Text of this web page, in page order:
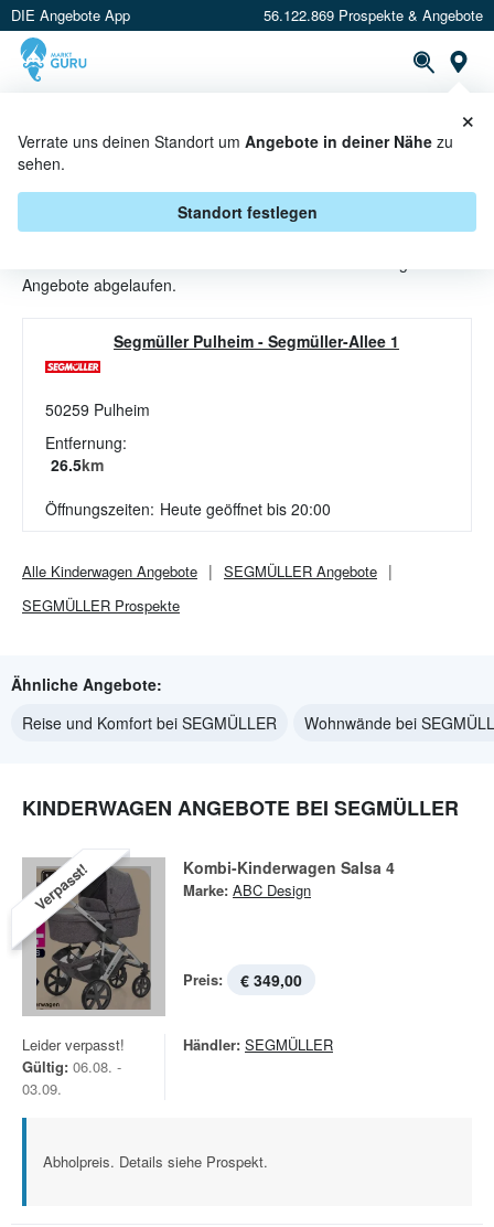
DIE Angebote App 56.122.869 Prospekte & Angebote
Verrate uns deinen Standort um Angebote in deiner Nähe zu
sehen.
Standort festlegen
×
KINDERWAGEN ANGEBOTE &
AKTIONEN BEI SEGMÜLLER
Angebote abgelaufen.
Segmüller Pulheim - Segmüller-Allee 1
50259 Pulheim
Entfernung:
26.5km
Öffnungszeiten: Heute geöffnet bis 20:00
Alle Kinderwagen Angebote SEGMÜLLER Angebote
SEGMÜLLER Prospekte
Ähnliche Angebote:
Reise und Komfort bei SEGMÜLLER
Wohnwände bei
KINDERWAGEN ANGEBOTE BEI SEGMÜLLER
Verpasst! Kombi-Kinderwagen Salsa 4
Marke: ABC Design
Preis: € 349,00
Leider verpasst!
Gültig: 06.08. -
03.09.
Händler: SEGMÜLLER
Abholpreis. Details siehe Prospekt.